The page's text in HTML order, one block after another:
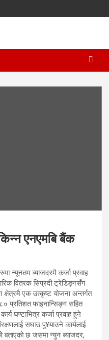
एनएमबि बैंक
न्यूनतम ब्याजदरमै कर्जा प्रवाह
वितरक सिप्रदी ट्रेडिङ्गसँग
क्षेत्रमै एक उत्कृष्ट योजना अन्तर्गत
प्रतिशत फाइनान्सिङ्ग सहित
घण्टाभित्र कर्जा प्रवाह हुने
सघाउ पु¥याउने कार्यलाई
बताएको छ जसमा न्युन ब्याजदर,